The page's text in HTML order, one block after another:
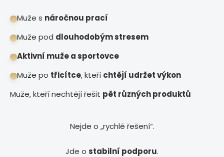
Muže s náročnou prací
Muže pod dlouhodobým stresem
Aktivní muže a sportovce
Muže po třicítce, kteří chtějí udržet výkon
Muže, kteří nechtějí řešit pět různých produktů
Nejde o „rychlé řešení“.
Jde o stabilní podporu.